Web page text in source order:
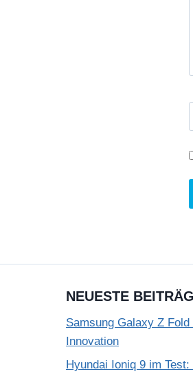
NEUESTE
Samsung Galaxy Z
Innovation
Hyundai Ioniq 9 im